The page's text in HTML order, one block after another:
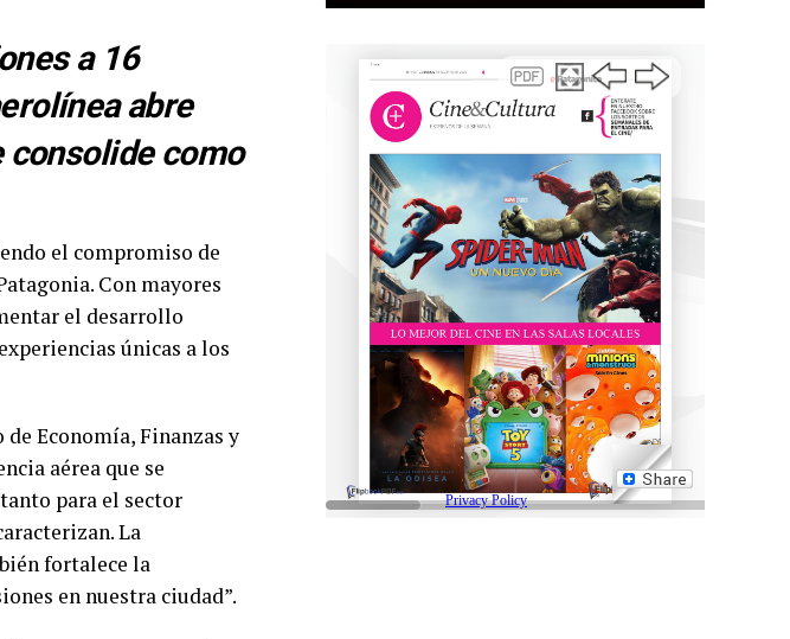
a 16
abre
consolide como
el compromiso de
Con mayores
el desarrollo
únicas a los
Economía, Finanzas y
aérea que se
para el sector
La
fortalece la
en nuestra ciudad”.